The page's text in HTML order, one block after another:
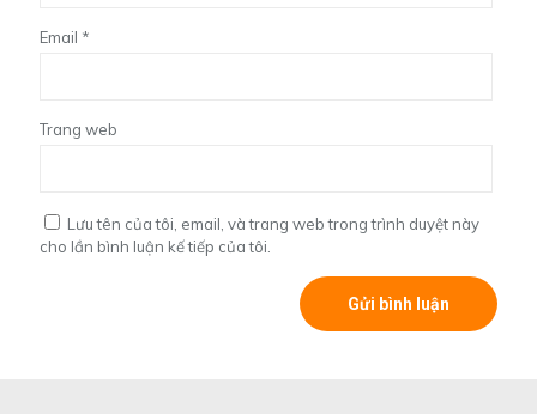
Email *
Trang web
Lưu tên của tôi, email, và trang web trong trình duyệt này
cho lần bình luận kế tiếp của tôi.